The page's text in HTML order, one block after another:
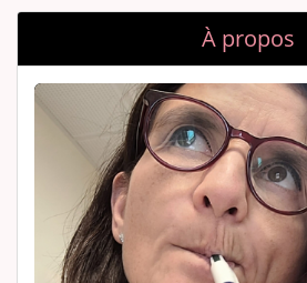
À propos